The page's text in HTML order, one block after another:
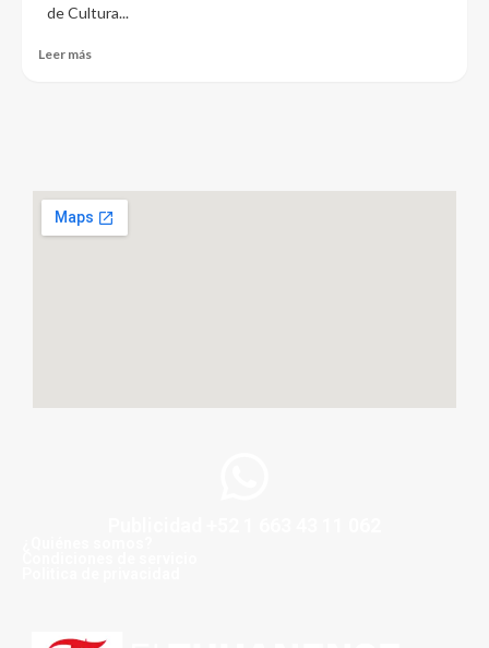
de Cultura...
Leer más